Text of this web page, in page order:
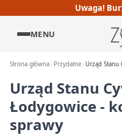
Uwaga!
MENU
Strona główna Przydatne Urząd
Urząd Stanu
Łodygowice -
sprawy